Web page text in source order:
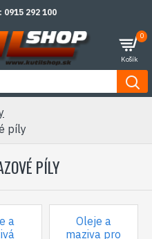
0915 292 100
0
píly
PÍLY
a
Oleje a
maziva pro